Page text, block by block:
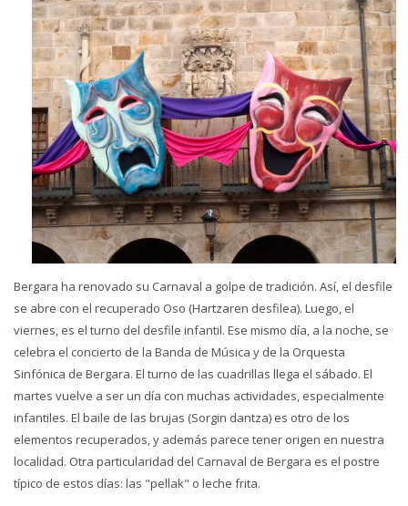
Bergara ha renovado su Carnaval a golpe de tradición. Así, el desfile
se abre con el recuperado Oso (Hartzaren desfilea). Luego, el
viernes, es el turno del desfile infantil. Ese mismo día, a la noche, se
celebra el concierto de la Banda de Música y de la Orquesta
Sinfónica de Bergara. El turno de las cuadrillas llega el sábado. El
martes vuelve a ser un día con muchas actividades, especialmente
infantiles. El baile de las brujas (Sorgin dantza) es otro de los
elementos recuperados, y además parece tener origen en nuestra
localidad. Otra particularidad del Carnaval de Bergara es el postre
típico de estos días: las "pellak" o leche frita.